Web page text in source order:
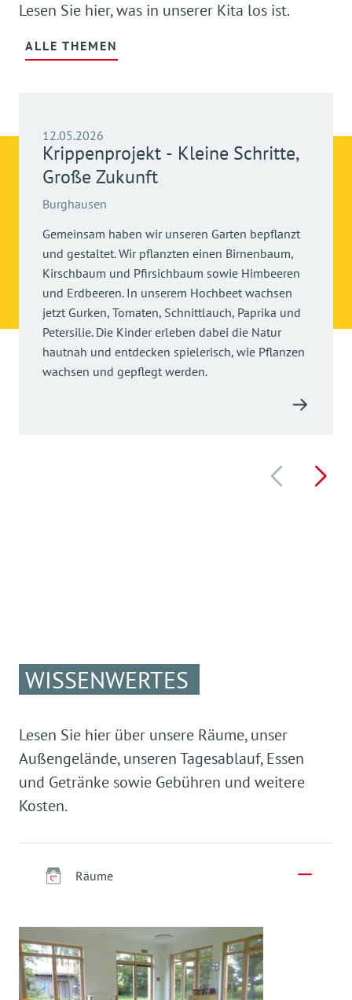
Lesen Sie hier, was in unserer Kita los ist.
ALLE THEMEN
12.05.2026
Krippenprojekt - Kleine Schritte,
Große Zukunft
Burghausen
Gemeinsam haben wir unseren Garten bepflanzt
und gestaltet. Wir pflanzten einen Birnenbaum,
Kirschbaum und Pfirsichbaum sowie Himbeeren
und Erdbeeren. In unserem Hochbeet wachsen
jetzt Gurken, Tomaten, Schnittlauch, Paprika und
Petersilie. Die Kinder erleben dabei die Natur
hautnah und entdecken spielerisch, wie Pflanzen
wachsen und gepflegt werden.
WISSENWERTES
Lesen Sie hier über unsere Räume, unser
Außengelände, unseren Tagesablauf, Essen
und Getränke sowie Gebühren und weitere
Kosten.
Räume